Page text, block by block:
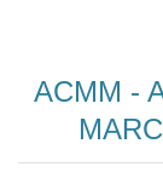
ACMM -